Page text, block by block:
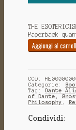
THE
Paperback
Aggiungi al
COD:
Categorie:
Tag:
Dante
of Dante ,
Philosophy ,
Condividi: